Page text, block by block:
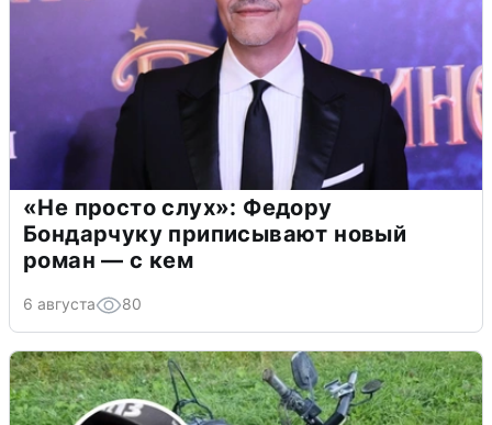
«Не просто слух»: Федору
Бондарчуку приписывают новый
роман — с кем
6 августа 80